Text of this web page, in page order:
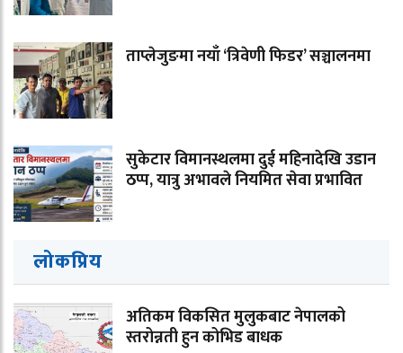
ताप्लेजुङमा नयाँ ‘त्रिवेणी फिडर’ सञ्चालनमा
सुकेटार विमानस्थलमा दुई महिनादेखि उडान
ठप्प, यात्रु अभावले नियमित सेवा प्रभावित
लोकप्रिय
अतिकम विकसित मुलुकबाट नेपालको
स्तरोन्नती हुन कोभिड बाधक